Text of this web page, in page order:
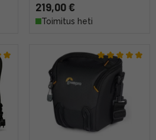
219,00 €
Toimitus heti